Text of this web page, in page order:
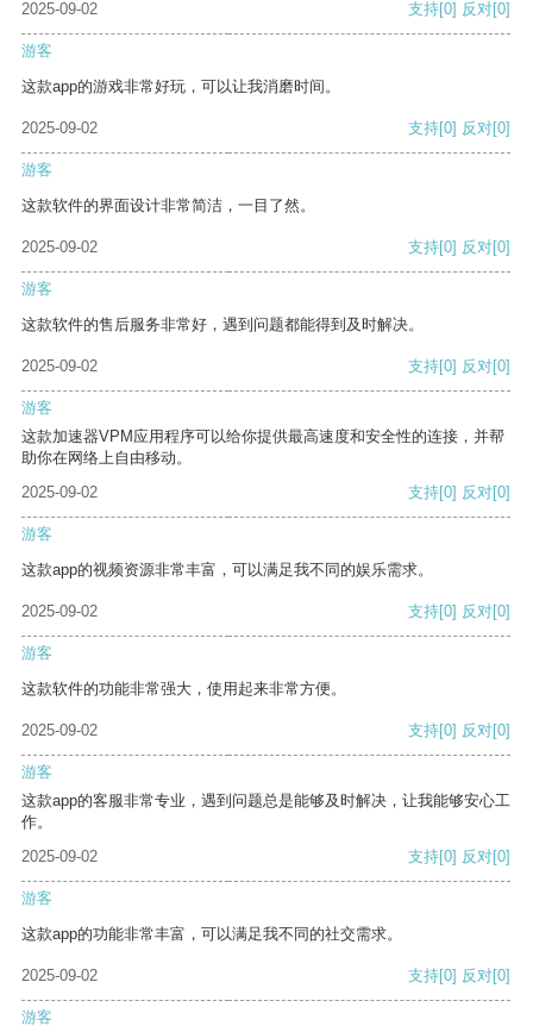
2025-09-02 支持[0] 反对[0]
游客
这款app的游戏非常好玩，可以让我消磨时间。
2025-09-02 支持[0] 反对[0]
游客
这款软件的界面设计非常简洁，一目了然。
2025-09-02 支持[0] 反对[0]
游客
这款软件的售后服务非常好，遇到问题都能得到及时解决。
2025-09-02 支持[0] 反对[0]
游客
这款加速器VPM应用程序可以给你提供最高速度和安全性的连接，并帮
助你在网络上自由移动。
2025-09-02
支持[0] 反对[0]
游客
这款app的视频资源非常丰富，可以满足我不同的娱乐需求。
2025-09-02 支持[0] 反对[0]
游客
这款软件的功能非常强大，使用起来非常方便。
2025-09-02 支持[0] 反对[0]
游客
这款app的客服非常专业，遇到问题总是能够及时解决，让我能够安心工
作。
2025-09-02
支持[0] 反对[0]
游客
这款app的功能非常丰富，可以满足我不同的社交需求。
2025-09-02 支持[0] 反对[0]
游客